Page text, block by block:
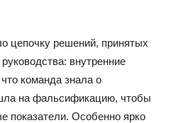
цепочку решений, принятых
внутренние
команда знала о
на фальсификацию, чтобы
показатели. Особенно ярко